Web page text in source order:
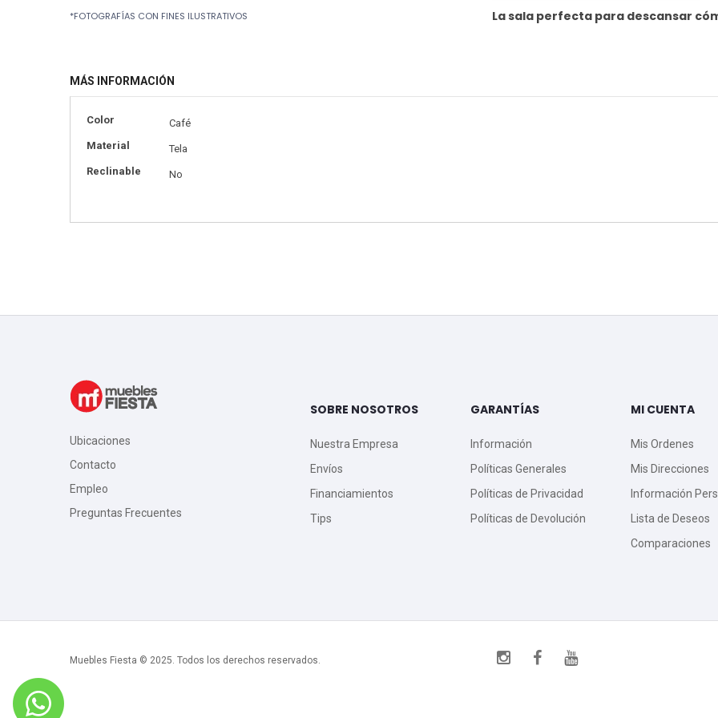
La sala perfecta para descansar
to
the
images
gallery
*FOTOGRAFÍAS CON FINES ILUSTRATIVOS
MÁS INFORMACIÓN
Más
Color
Café
Material
Tela
Reclinable
No
Ubicaciones
Contacto
Empleo
Preguntas Frecuentes
SOBRE NOSOTROS
Nuestra Empresa
Envíos
Financiamientos
Tips
GARANTÍAS
Información
Políticas Generales
Políticas de Privacidad
Políticas de Devolución
MI CUENTA
Mis Ordenes
Mis Direcciones
Información
Lista de Deseos
Comparaciones
Muebles Fiesta © 2025. Todos los derechos reservados.